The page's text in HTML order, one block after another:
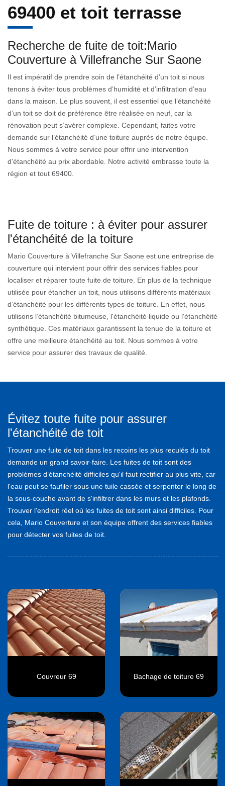
69400 et toit terrasse
Recherche de fuite de toit:Mario
Couverture à Villefranche Sur Saone
Il est impératif de prendre soin de l’étanchéité d’un toit si nous
tenons à éviter tous problèmes d’humidité et d’infiltration d’eau
dans la maison. Le plus souvent, il est essentiel que l’étanchéité
d’un toit se doit de préférence être réalisée en neuf, car la
rénovation peut s’avérer complexe. Cependant, faites votre
demande sur l’étanchéité d’une toiture auprès de notre équipe.
Nous sommes à votre service pour offrir une intervention
d'étanchéité au prix abordable. Notre activité embrasse toute la
région et tout 69400.
Fuite de toiture : à éviter pour assurer
l'étanchéité de la toiture
Mario Couverture à Villefranche Sur Saone est une entreprise de
couverture qui intervient pour offrir des services fiables pour
localiser et réparer toute fuite de toiture. En plus de la technique
utilisée pour étancher un toit, nous utilisons différents matériaux
d’étanchéité pour les différents types de toiture. En effet, nous
utilisons l’étanchéité bitumeuse, l'étanchéité liquide ou l'étanchéité
synthétique. Ces matériaux garantissent la tenue de la toiture et
offre une meilleure étanchéité au toit. Nous sommes à votre
service pour assurer des travaux de qualité.
Évitez toute fuite pour assurer
l'étanchéité de toit
Trouver une fuite de toit dans les recoins les plus reculés du toit
demande un grand savoir-faire. Les fuites de toit sont des
problèmes d’étanchéité difficiles qu'il faut rectifier au plus vite, car
l'eau peut se faufiler sous une tuile cassée et serpenter le long de
la sous-couche avant de s'infiltrer dans les murs et les plafonds.
Trouver l'endroit réel où les fuites de toit sont ainsi difficiles. Pour
cela, Mario Couverture et son équipe offrent des services fiables
pour détecter vos fuites de toit.
Couvreur 69 Bachage de toiture 69